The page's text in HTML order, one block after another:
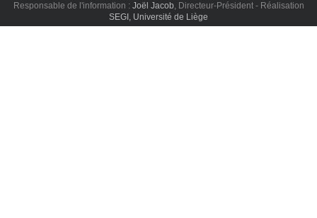
Responsable de l'information : Joël Jacob, Directeur-Président - Réalisation
SEGI, Université de Liège